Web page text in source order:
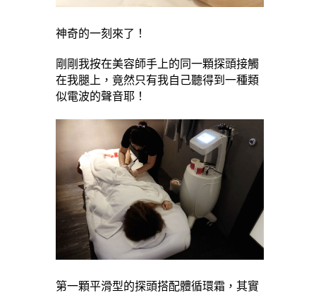
神奇的一刻來了！
剛剛我按在美容師手上的同一顆探頭接觸
在我腿上，竟然只有我自己聽得到一種類
似電波的聲音耶！
第一顆平滑型的探頭搭配體循環霜，其實